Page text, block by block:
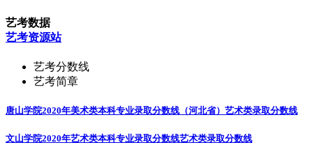
艺考数据
艺考资源站
艺考分数线
艺考简章
唐山学院2020年美术类本科专业录取分数线（河北省） 艺术类录取分数线
文山学院2020年艺术类本科专业录取分数线艺术类录取分数线